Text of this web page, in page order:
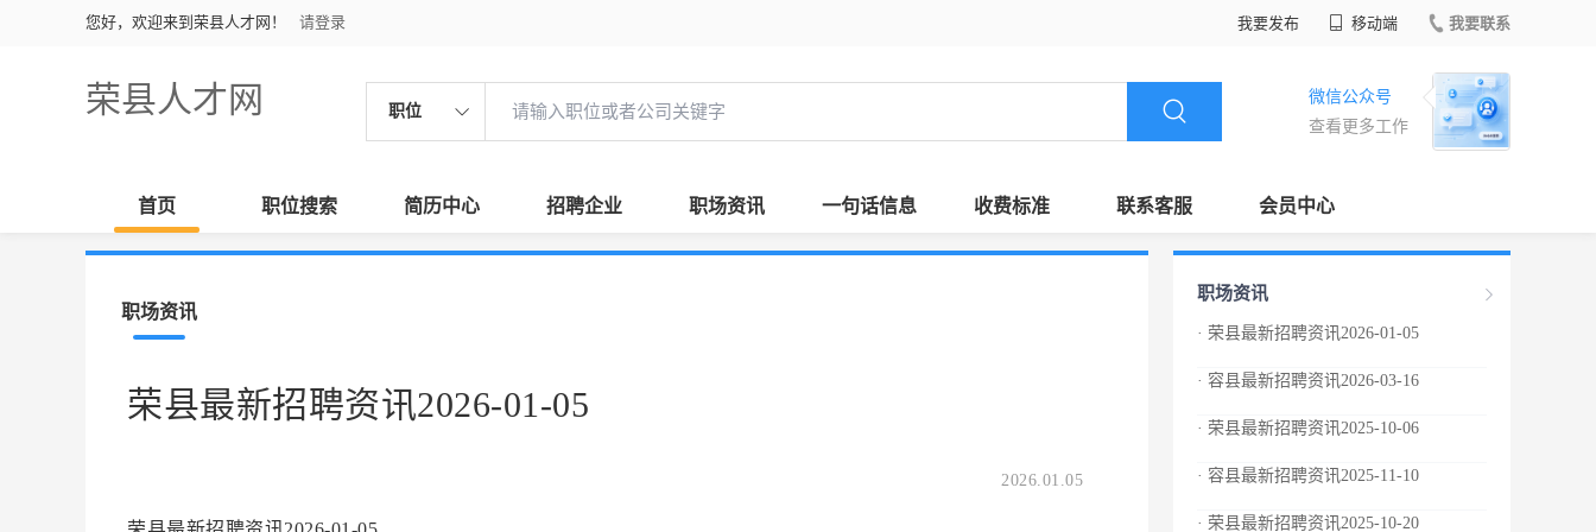
您好，欢迎来到荣县人才网！ 请登录 我要发布 移动端 我要联系
荣县人才网 职位
微信公众号
查看更多工作
首页 职位搜索 简历中心 招聘企业 职场资讯 一句话信息 收费标准 联系客服 会员中心
职场资讯
荣县最新招聘资讯2026-01-05
2026.01.05
职场资讯
· 荣县最新招聘资讯2026-01-05
· 容县最新招聘资讯2026-03-16
· 荣县最新招聘资讯2025-10-06
· 容县最新招聘资讯2025-11-10
· 荣县最新招聘资讯2025-10-20